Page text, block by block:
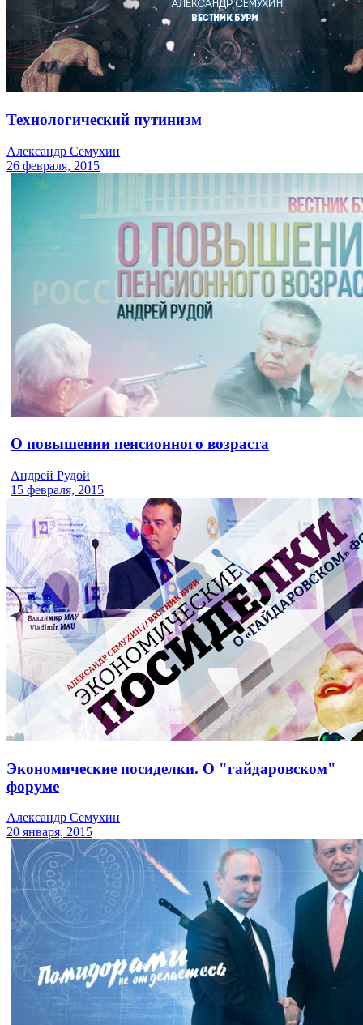
Технологический путинизм
Александр Семухин
26 февраля, 2015
О повышении пенсионного возраста
Андрей Рудой
15 февраля, 2015
Экономические посиделки. О "гайдаровском"
форуме
Александр Семухин
20 января, 2015